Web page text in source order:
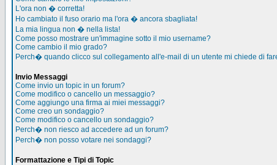
L'ora non � corretta!
Ho cambiato il fuso orario ma l'ora � ancora sbagliata!
La mia lingua non � nella lista!
Come posso mostrare un'immagine sotto il mio username?
Come cambio il mio grado?
Perch� quando clicco sul collegamento all'e-mail di un utente mi chiede di
Invio Messaggi
Come invio un topic in un forum?
Come modifico o cancello un messaggio?
Come aggiungo una firma ai miei messaggi?
Come creo un sondaggio?
Come modifico o cancello un sondaggio?
Perch� non riesco ad accedere ad un forum?
Perch� non posso votare nei sondaggi?
Formattazione e Tipi di Topic